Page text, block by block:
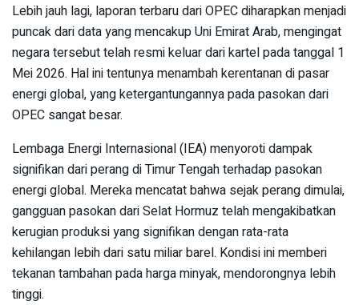
Lebih jauh lagi, laporan terbaru dari OPEC diharapkan menjadi
puncak dari data yang mencakup Uni Emirat Arab, mengingat
negara tersebut telah resmi keluar dari kartel pada tanggal 1
Mei 2026. Hal ini tentunya menambah kerentanan di pasar
energi global, yang ketergantungannya pada pasokan dari
OPEC sangat besar.
Lembaga Energi Internasional (IEA) menyoroti dampak
signifikan dari perang di Timur Tengah terhadap pasokan
energi global. Mereka mencatat bahwa sejak perang dimulai,
gangguan pasokan dari Selat Hormuz telah mengakibatkan
kerugian produksi yang signifikan dengan rata-rata
kehilangan lebih dari satu miliar barel. Kondisi ini memberi
tekanan tambahan pada harga minyak, mendorongnya lebih
tinggi.